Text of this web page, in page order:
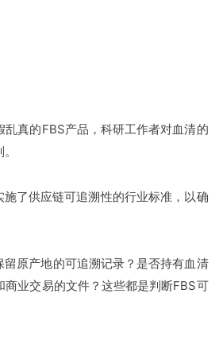
乱真的FBS产品，科研工作者对血清的
了供应链可追溯性的行业标准，以确
原产地的可追溯记录？是否持有血清
商业交易的文件？这些都是判断FBS可